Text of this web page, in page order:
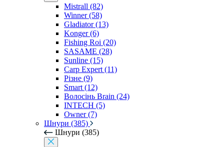
Mistrall (82)
Winner (58)
Gladiator (13)
Konger (6)
Fishing Roi (20)
SASAME (28)
Sunline (15)
Carp Expert (11)
Різне (9)
Smart (12)
Волосінь Brain (24)
INTECH (5)
Owner (7)
Шнури (385)
Шнури (385)